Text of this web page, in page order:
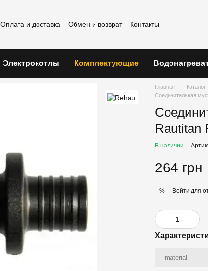
Оплата и доставка Обмен и возврат
Контакты
Электрокотлы Комплектующие
Главная Каталог
Соединительная
Rautitan
В наличии
264 грн
% Войти для
material